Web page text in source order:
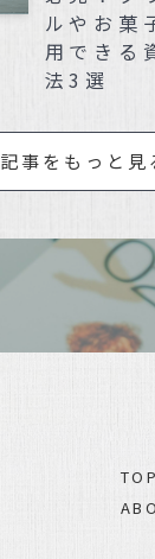
ルやお菓
用できる
法3選
記事をもっと見
TOP